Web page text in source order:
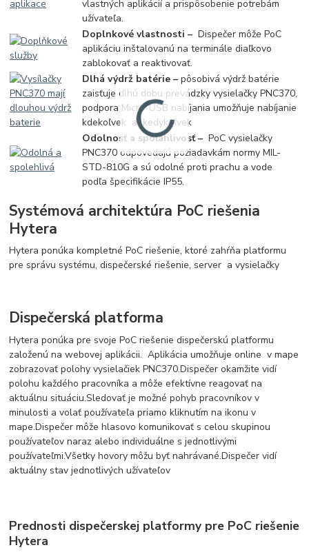
vlastných aplikácií a prispôsobenie potrebám
užívateľa.
Doplnkové vlastnosti –Dispečer môže PoC
aplikáciu inštalovanú na terminále diaľkovo
zablokovať a reaktivovať.
Dlhá výdrž batérie –pôsobivá výdrž batérie
zaisťuje dlhú dobu prevádzky vysielačky PNC370,
podpora Micro-USB nabíjania umožňuje nabíjanie
kdekoľvek a kedykoľvek
Odolnosť a spoľahlivosť –PoC vysielačky
PNC370 odpovedajú požiadavkám normy MIL-
STD-810G a sú odolné proti prachu a vode
podľa špecifikácie IP55.
Systémová architektúra PoC riešenia
Hytera
Hytera ponúka kompletné PoC riešenie, ktoré zahŕňa platformu
pre správu systému, dispečerské riešenie, server a vysielačky
Dispečerská platforma
Hytera ponúka pre svoje PoC riešenie dispečerskú platformu
založenú na webovej aplikácii. Aplikácia umožňuje online v mape
zobrazovať polohy vysielačiek PNC370.Dispečer okamžite vidí
polohu každého pracovníka a môže efektívne reagovať na
aktuálnu situáciu.Sledovať je možné pohyb pracovníkov v
minulosti a volať používateľa priamo kliknutím na ikonu v
mape.Dispečer môže hlasovo komunikovať s celou skupinou
používateľov naraz alebo individuálne s jednotlivými
používateľmi.Všetky hovory môžu byť nahrávané.Dispečer vidí
aktuálny stav jednotlivých užívateľov
Prednosti dispečerskej platformy pre PoC riešenie
Hytera